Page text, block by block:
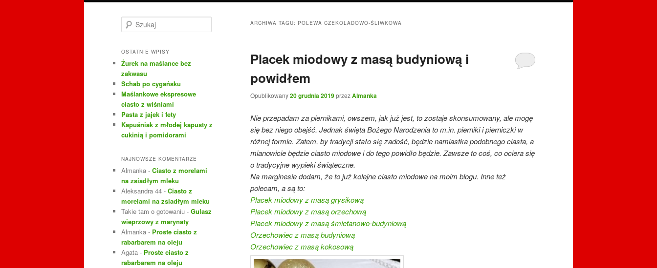
ARCHIWA TAGU: POLEWA CZEKOLADOWO-ŚLIWKOWA
Placek miodowy z masą budyniową i
powidłem
Opublikowany20 grudnia 2019przezAlmanka
Nie przepadam za piernikami, owszem, jak już jest, to zostaje skonsumowany, ale mogę
się bez niego obejść. Jednak święta Bożego Narodzenia to m.in. pierniki i pierniczki w
różnej formie. Zatem, by tradycji stało się zadość, będzie namiastka podobnego ciasta, a
mianowicie będzie ciasto miodowe i do tego powidło będzie. Zawsze to coś, co ociera się
o tradycyjne wypieki świąteczne.
Na marginesie dodam, że to już kolejne ciasto miodowe na moim blogu. Inne też
polecam, a są to:
Placek miodowy z masą grysikową
Placek miodowy z masą orzechową
Placek miodowy z masą śmietanowo-budyniową
Orzechowiec z masą budyniową
Orzechowiec z masą kokosową
z
k
a
j
OSTATNIE WPISY
Żurek na maślance bez
zakwasu
Schab po cygańsku
Maślankowe ekspresowe
ciasto z wiśniami
Pasta z jajek i fety
Kapuśniak z młodej kapusty z
cukinią i pomidorami
NAJNOWSZE KOMENTARZE
Almanka - Ciasto z morelami
na zsiadłym mleku
Aleksandra 44 - Ciasto z
morelami na zsiadłym mleku
Takie tam o gotowaniu - Gulasz
wieprzowy z marynaty
Almanka - Proste ciasto z
rabarbarem na oleju
Agata - Proste ciasto z
rabarbarem na oleju